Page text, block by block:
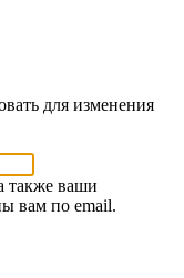
для изменения
также ваши
вам по email.